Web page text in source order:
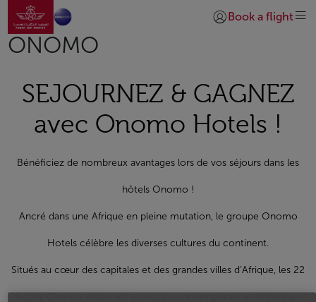
Saut au contenu principal
Aller à la page accueil
Se connecter |
Book a flight
ONOMO
SEJOURNEZ & GAGNEZ
avec Onomo Hotels !
Bénéficiez de nombreux avantages lors de vos séjours dans les
hôtels Onomo !
Ancré dans une Afrique en pleine mutation, le groupe Onomo
Hotels célèbre les diverses cultures du continent.
Situés au cœur des capitales et des grandes villes d’Afrique, les 22